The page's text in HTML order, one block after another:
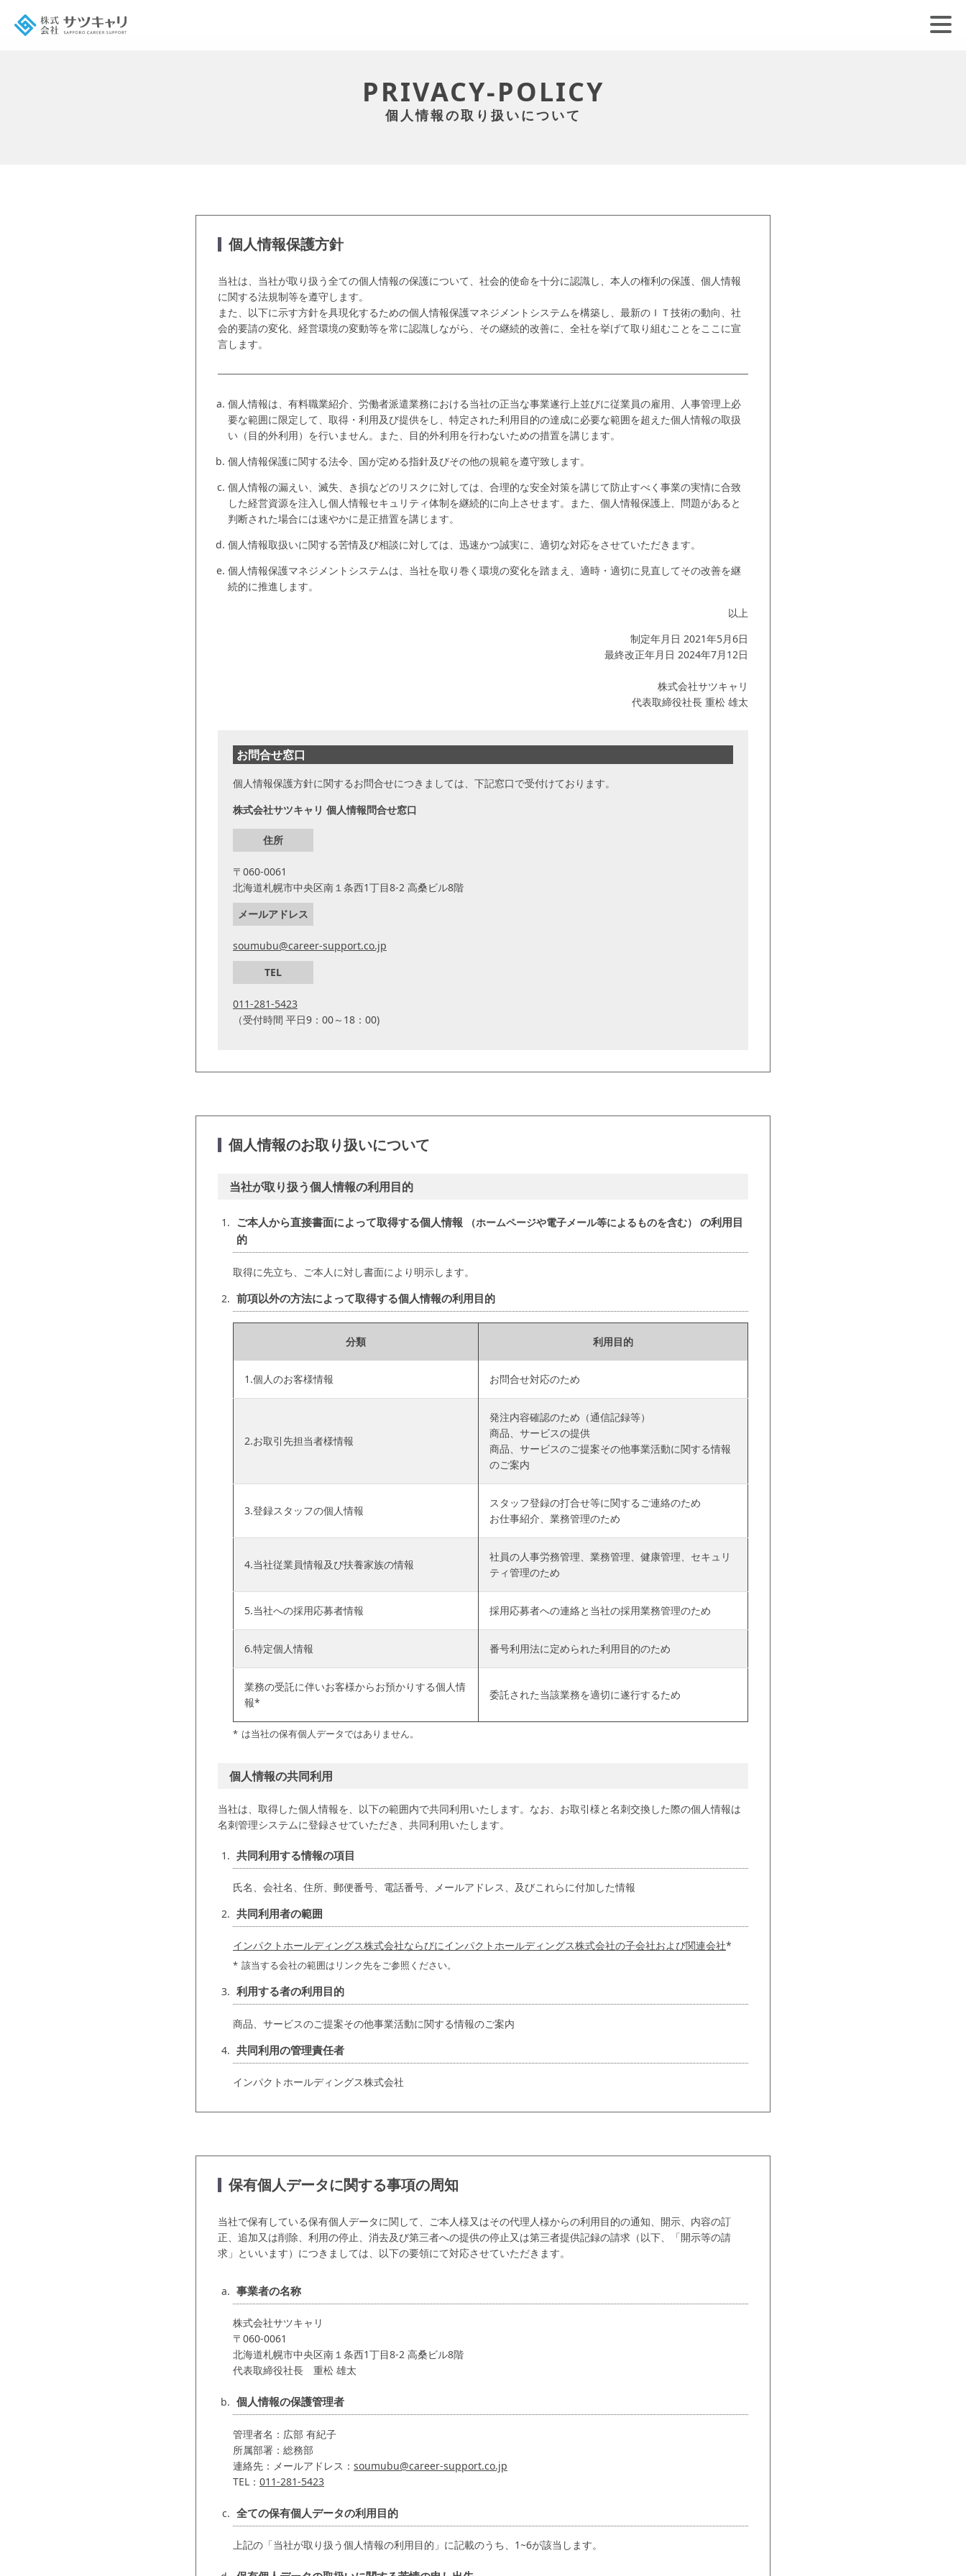
PRIVACY-POLICY
個人情報の取り扱いについて
個人情報保護方針
当社は、当社が取り扱う全ての個人情報の保護について、社会的使命を十分に認識し、本人の権利の保護、個人情報
に関する法規制等を遵守します。
また、以下に示す方針を具現化するための個人情報保護マネジメントシステムを構築し、最新のＩＴ技術の動向、社
会的要請の変化、経営環境の変動等を常に認識しながら、その継続的改善に、全社を挙げて取り組むことをここに宣
言します。
個人情報は、有料職業紹介、労働者派遣業務における当社の正当な事業遂行上並びに従業員の雇用、人事管理上必
要な範囲に限定して、取得・利用及び提供をし、特定された利用目的の達成に必要な範囲を超えた個人情報の取扱
い（目的外利用）を行いません。また、目的外利用を行わないための措置を講じます。
個人情報保護に関する法令、国が定める指針及びその他の規範を遵守致します。
個人情報の漏えい、滅失、き損などのリスクに対しては、合理的な安全対策を講じて防止すべく事業の実情に合致
した経営資源を注入し個人情報セキュリティ体制を継続的に向上させます。また、個人情報保護上、問題があると
判断された場合には速やかに是正措置を講じます。
個人情報取扱いに関する苦情及び相談に対しては、迅速かつ誠実に、適切な対応をさせていただきます。
個人情報保護マネジメントシステムは、当社を取り巻く環境の変化を踏まえ、適時・適切に見直してその改善を継
続的に推進します。
以上
制定年月日 2021年5月6日
最終改正年月日 2024年7月12日
株式会社サツキャリ
代表取締役社長 重松 雄太
お問合せ窓口
個人情報保護方針に関するお問合せにつきましては、下記窓口で受付けております。
株式会社サツキャリ 個人情報問合せ窓口
住所
〒060-0061
北海道札幌市中央区南１条西1丁目8-2 高桑ビル8階
メールアドレス
soumubu@career-support.co.jp
TEL
011-281-5423
（受付時間 平日9：00～18：00)
個人情報のお取り扱いについて
当社が取り扱う個人情報の利用目的
ご本人から直接書面によって取得する個人情報 （ホームページや電子メール等によるものを含む）
の利用目
的
取得に先立ち、ご本人に対し書面により明示します。
前項以外の方法によって取得する個人情報の利用目的
分類 利用目的
1.個人のお客様情報 お問合せ対応のため
2.お取引先担当者様情報
発注内容確認のため（通信記録等）
商品、サービスの提供
商品、サービスのご提案その他事業活動に関する情報
のご案内
3.登録スタッフの個人情報
スタッフ登録の打合せ等に関するご連絡のため
お仕事紹介、業務管理のため
4.当社従業員情報及び扶養家族の情報
社員の人事労務管理、業務管理、健康管理、セキュリ
ティ管理のため
5.当社への採用応募者情報 採用応募者への連絡と当社の採用業務管理のため
6.特定個人情報 番号利用法に定められた利用目的のため
業務の受託に伴いお客様からお預かりする個人情
報*
委託された当該業務を適切に遂行するため
は当社の保有個人データではありません。
個人情報の共同利用
当社は、取得した個人情報を、以下の範囲内で共同利用いたします。なお、お取引様と名刺交換した際の個人情報は
名刺管理システムに登録させていただき、共同利用いたします。
共同利用する情報の項目
氏名、会社名、住所、郵便番号、電話番号、メールアドレス、及びこれらに付加した情報
共同利用者の範囲
インパクトホールディングス株式会社ならびにインパクトホールディングス株式会社の子会社および関連会社*
該当する会社の範囲はリンク先をご参照ください。
利用する者の利用目的
商品、サービスのご提案その他事業活動に関する情報のご案内
共同利用の管理責任者
インパクトホールディングス株式会社
保有個人データに関する事項の周知
当社で保有している保有個人データに関して、ご本人様又はその代理人様からの利用目的の通知、開示、内容の訂
正、追加又は削除、利用の停止、消去及び第三者への提供の停止又は第三者提供記録の請求（以下、「開示等の請
求」といいます）につきましては、以下の要領にて対応させていただきます。
事業者の名称
株式会社サツキャリ
〒060-0061
北海道札幌市中央区南１条西1丁目8-2 高桑ビル8階
代表取締役社長 重松 雄太
個人情報の保護管理者
管理者名：広部 有紀子
所属部署：総務部
連絡先：メールアドレス： soumubu@career-support.co.jp
TEL： 011-281-5423
全ての保有個人データの利用目的
上記の「当社が取り扱う個人情報の利用目的」に記載のうち、1~6が該当します。